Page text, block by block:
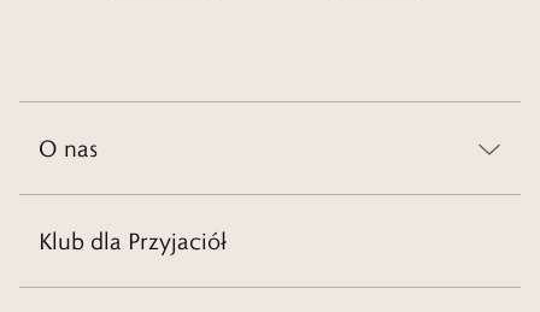
O nas
Klub dla Przyjaciół